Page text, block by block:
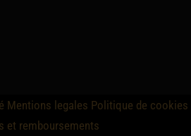
Mentions legales Politique de cookies
et remboursements